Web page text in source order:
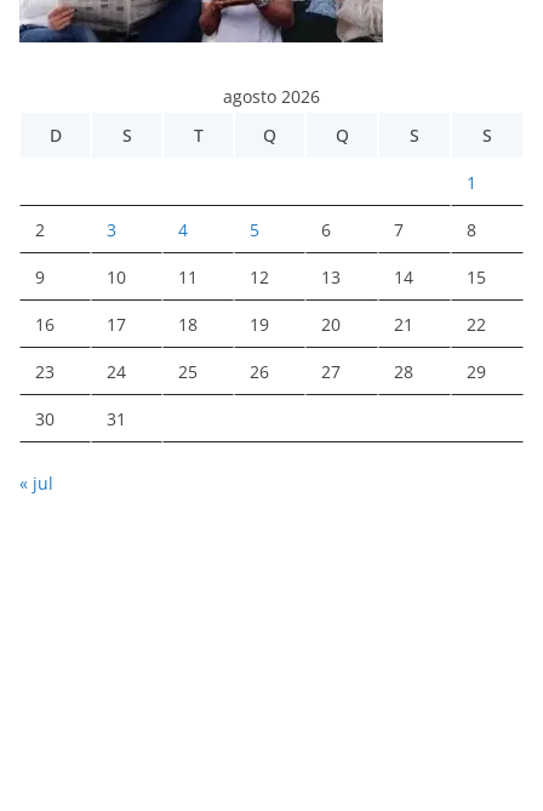
agosto 2026
D
S T Q Q S S
1
2 3 4 5 6 7 8
9 10 11 12 13 14 15
16 17 18 19 20 21 22
23 24 25 26 27 28 29
30 31
« jul